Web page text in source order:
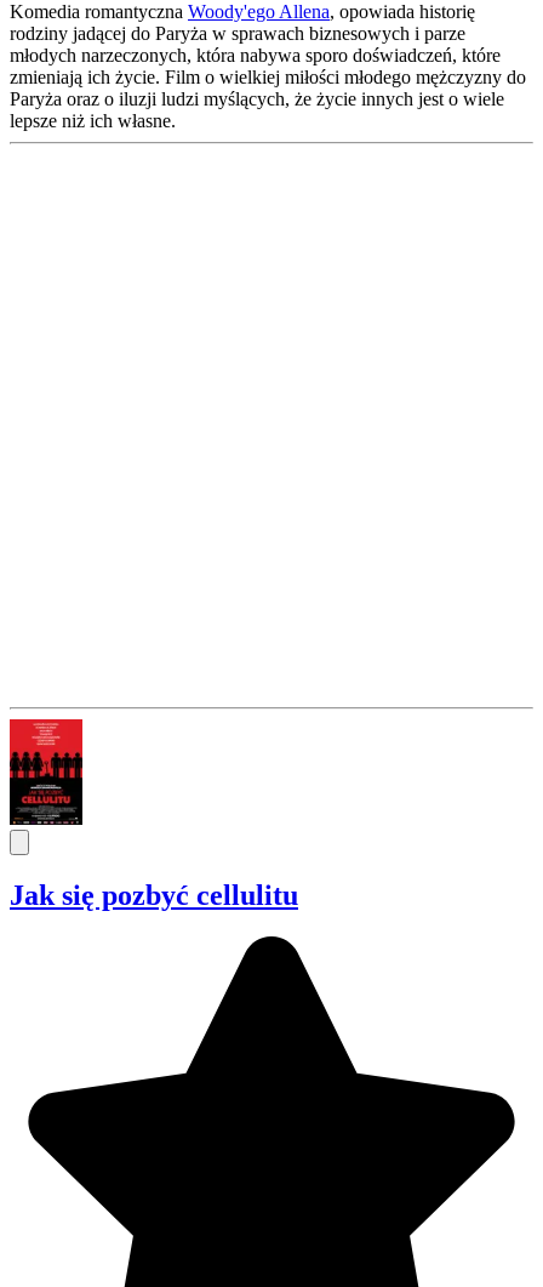
Komedia romantyczna Woody'ego Allena, opowiada historię
rodziny jadącej do Paryża w sprawach biznesowych i parze
młodych narzeczonych, która nabywa sporo doświadczeń, które
zmieniają ich życie. Film o wielkiej miłości młodego mężczyzny do
Paryża oraz o iluzji ludzi myślących, że życie innych jest o wiele
lepsze niż ich własne.
Jak się pozbyć cellulitu